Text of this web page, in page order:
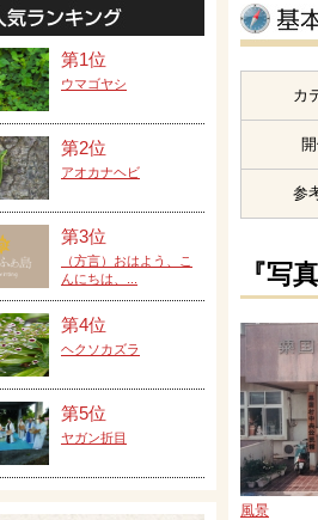
カ
参
『写
風景
第1位
ウマゴヤシ
第2位
アオカナヘビ
第3位
（方言）おはよう、こ
んにちは、...
第4位
ヘクソカズラ
第5位
ヤガン折目